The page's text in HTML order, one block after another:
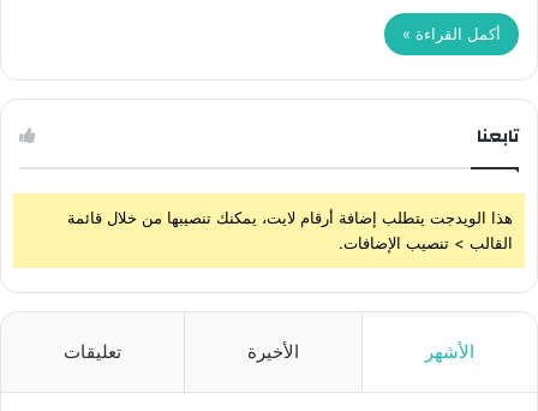
أكمل القراءة »
تابعنا
هذا الويدجت يتطلب إضافة أرقام لايت، يمكنك تنصيبها من خلال قائمة
القالب > تنصيب الإضافات.
الأشهر الأخيرة تعليقات